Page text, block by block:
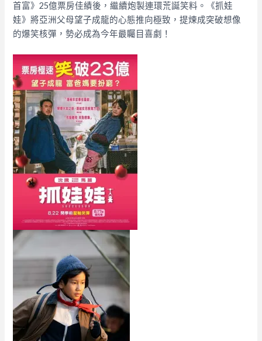
首富》25億票房佳績後，繼續炮製連環荒誕笑料。《抓娃
娃》將亞洲父母望子成龍的心態推向極致，提煉成突破想像
的爆笑核彈，勢必成為今年最矚目喜劇！